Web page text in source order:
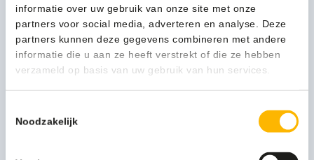
informatie over uw gebruik van onze site met onze
partners voor social media, adverteren en analyse. Deze
partners kunnen deze gegevens combineren met andere
informatie die u aan ze heeft verstrekt of die ze hebben
verzameld op basis van uw gebruik van hun services.
Noodzakelijk
Beschrijving
professionele foamzeepdispenser van MediQo-line wijst u
uw gasten op een subtiele manier op het belang van een